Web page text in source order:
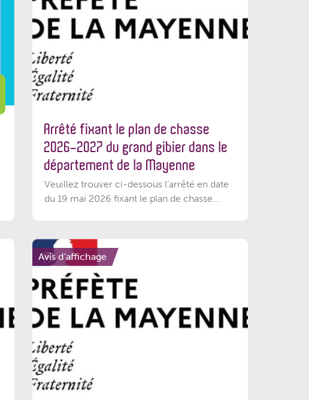
Arrêté fixant le plan de chasse
2026-2027 du grand gibier dans le
département de la Mayenne
Veuillez trouver ci-dessous l’arrêté en date
du 19 mai 2026 fixant le plan de chasse...
Avis d'affichage